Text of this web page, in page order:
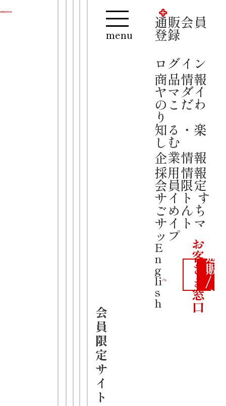
会
員
限
定
サ
イ
ト
menu
通販会員
登録
ログイン
商品情報
ヤマダイ
のこだわ
り
知る・楽
しむ
企業情報
採用情報
会員限定
サイト す
ごめんち
サイトマ
ップ
E
n
g
li
s
h
お
客
さ
ま
窓
口
通
販
/
カ
通販会員登録 ログイン
【夏季休業のお知らせ】
誠に勝手ながら、2026年8月13日(木)
～16日(日)までお休みをさせていただ
お問い合わせや公式通販は、8月17日
(月)より順次対応をさせていただきま
ご迷惑をおかけいたしますが、何卒ご
了承くださいますようお願い申し上げ
凄
麺
逸品シ
リーズ
ねぎみその
逸品
ラーメン
太麺
みそ